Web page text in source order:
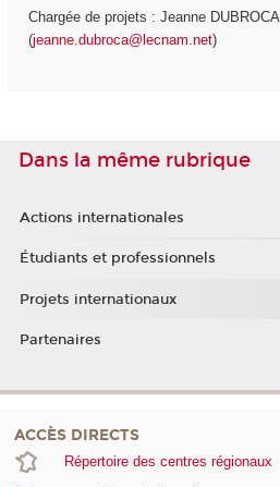
Chargée de projets : Jeanne DUBROCA
(jeanne.dubroca@lecnam.net)
Dans la même rubrique
Actions internationales
Étudiants et professionnels
Projets internationaux
Partenaires
ACCÈS DIRECTS
Répertoire des centres régionaux